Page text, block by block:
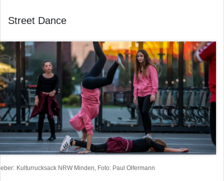
Street Dance
Kulturrucksack NRW Minden, Foto: Paul Olfermann